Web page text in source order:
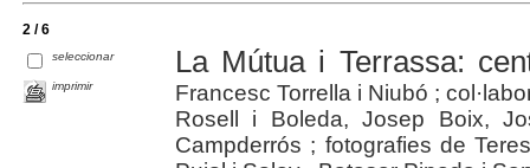
2 / 6
seleccionar
imprimir
La Mútua i Terrassa:
Francesc Torrella i Niubó ;
Rosell i Boleda, Josep Boix,
Campderrós ; fotografies de